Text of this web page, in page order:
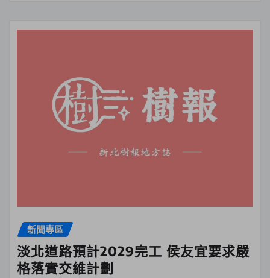
新聞專區
淡北道路預計2029完工 侯友宜要求嚴
格落實交維計劃